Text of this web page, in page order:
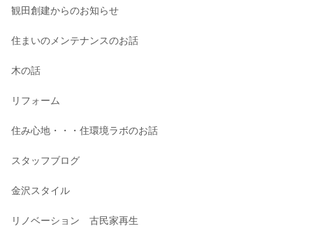
観田創建からのお知らせ
住まいのメンテナンスのお話
木の話
リフォーム
住み心地・・・住環境ラボのお話
スタッフブログ
金沢スタイル
リノベーション 古民家再生